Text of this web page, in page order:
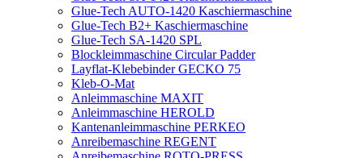
Glue-Tech AUTO-1420 Kaschiermaschine
Glue-Tech B2+ Kaschiermaschine
Glue-Tech SA-1420 SPL
Blockleimmaschine Circular Padder
Layflat-Klebebinder GECKO 75
Kleb-O-Mat
Anleimmaschine MAXIT
Anleimmaschine HEROLD
Kantenanleimmaschine PERKEO
Anreibemaschine REGENT